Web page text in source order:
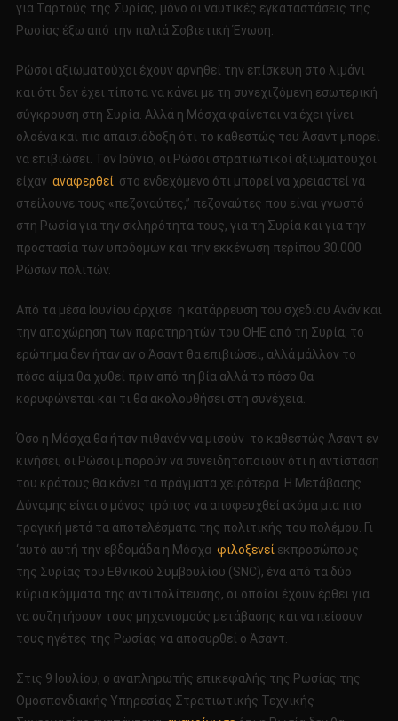
για Ταρτούς της Συρίας, μόνο οι ναυτικές εγκαταστάσεις της
Ρωσίας έξω από την παλιά Σοβιετική Ένωση.
Ρώσοι αξιωματούχοι έχουν αρνηθεί την επίσκεψη στο λιμάνι
και ότι δεν έχει τίποτα να κάνει με τη συνεχιζόμενη εσωτερική
σύγκρουση στη Συρία. Αλλά η Μόσχα φαίνεται να έχει γίνει
ολοένα και πιο απαισιόδοξη ότι το καθεστώς του Άσαντ μπορεί
να επιβιώσει. Τον Ιούνιο, οι Ρώσοι στρατιωτικοί αξιωματούχοι
είχαν αναφερθεί στο ενδεχόμενο ότι μπορεί να χρειαστεί να
στείλουνε τους «πεζοναύτες,” πεζοναύτες που είναι γνωστό
στη Ρωσία για την σκληρότητα τους, για τη Συρία και για την
προστασία των υποδομών και την εκκένωση περίπου 30.000
Ρώσων πολιτών.
Από τα μέσα Ιουνίου άρχισε η κατάρρευση του σχεδίου Ανάν και
την αποχώρηση των παρατηρητών του ΟΗΕ από τη Συρία, το
ερώτημα δεν ήταν αν ο Άσαντ θα επιβιώσει, αλλά μάλλον το
πόσο αίμα θα χυθεί πριν από τη βία αλλά το πόσο θα
κορυφώνεται και τι θα ακολουθήσει στη συνέχεια.
Όσο η Μόσχα θα ήταν πιθανόν να μισούν το καθεστώς Άσαντ εν
κινήσει, οι Ρώσοι μπορούν να συνειδητοποιούν ότι η αντίσταση
του κράτους θα κάνει τα πράγματα χειρότερα. Η Μετάβασης
Δύναμης είναι ο μόνος τρόπος να αποφευχθεί ακόμα μια πιο
τραγική μετά τα αποτελέσματα της πολιτικής του πολέμου. Γι
‘αυτό αυτή την εβδομάδα η Μόσχα φιλοξενεί εκπροσώπους
της Συρίας του Εθνικού Συμβουλίου (SNC), ένα από τα δύο
κύρια κόμματα της αντιπολίτευσης, οι οποίοι έχουν έρθει για
να συζητήσουν τους μηχανισμούς μετάβασης και να πείσουν
τους ηγέτες της Ρωσίας να αποσυρθεί ο Άσαντ.
Στις 9 Ιουλίου, ο αναπληρωτής επικεφαλής της Ρωσίας της
Ομοσπονδιακής Υπηρεσίας Στρατιωτικής Τεχνικής